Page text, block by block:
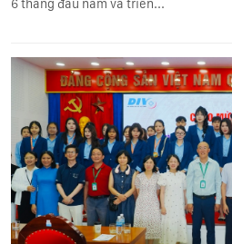
6 tháng đầu năm và triển...